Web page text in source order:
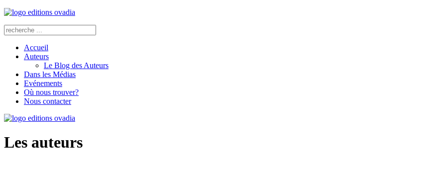
Accueil
Auteurs
Le Blog des Auteurs
Dans les Médias
Evénements
Où nous trouver?
Nous contacter
Les auteurs